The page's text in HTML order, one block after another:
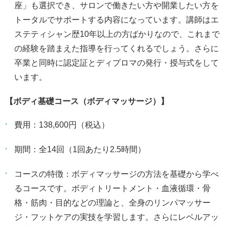
座」も選択でき、サロンで働きたい方や開業したい方を
トータルでサポートする内容になっています。講師はエ
ステティシャン歴10年以上の方ばかりなので、これまで
の経験を踏まえた指導を行ってくれるでしょう。さらに
卒業と同時に認定証とディプロマの発行・授与式をして
います。
【ボディ基礎コース（ボディマッサージ）】
費用：138,600円（税込）
期間：全14回（1回あたり2.5時間）
コースの特徴：ボディマッサージの方法を基礎から学べ
るコースです。ボディトリートメント・血液循環・骨
格・筋肉・目的などの理論と、全身のリンパマッサー
ジ・フットケアの実技を学習します。さらにレベルアッ